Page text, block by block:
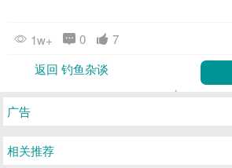
1w+ 0
7
返回 钓鱼杂谈
广告
相关推荐